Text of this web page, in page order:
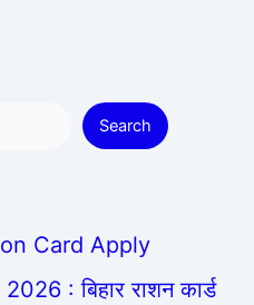
Search
Card Apply
: बिहार राशन कार्ड